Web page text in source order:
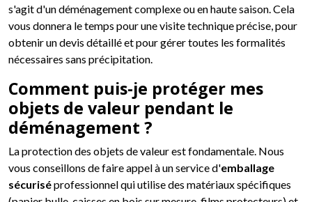
s'agit d'un déménagement complexe ou en haute saison. Cela
vous donnera le temps pour une visite technique précise, pour
obtenir un devis détaillé et pour gérer toutes les formalités
nécessaires sans précipitation.
Comment puis-je protéger mes
objets de valeur pendant le
déménagement ?
La protection des objets de valeur est fondamentale. Nous
vous conseillons de faire appel à un service d'emballage
sécuriséprofessionnel qui utilise des matériaux spécifiques